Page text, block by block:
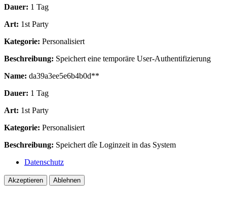
Dauer: 1 Tag
Art: 1st Party
Kategorie: Personalisiert
Beschreibung: Speichert eine temporäre User-Authentifizierung
Name: da39a3ee5e6b4b0d**
Dauer: 1 Tag
Art: 1st Party
Kategorie: Personalisiert
Beschreibung: Speichert dîe Loginzeit in das System
Datenschutz
Akzeptieren Ablehnen